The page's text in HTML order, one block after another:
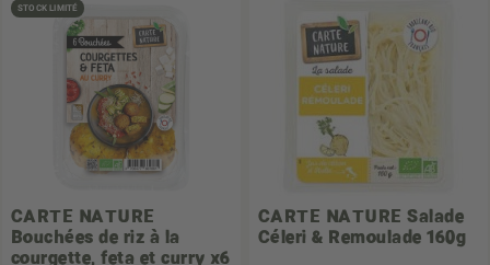
STOCK LIMITÉ
CARTE NATURE
Bouchées de riz à la
courgette, feta et curry x6
CARTE NATURE Salade
Céleri & Remoulade 160g